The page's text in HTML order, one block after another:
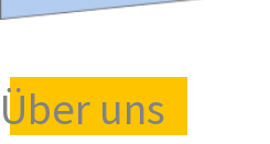
Über uns